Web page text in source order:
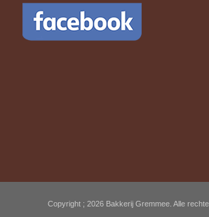
Copyright ; 2026 Bakkerij Gremmee. Alle